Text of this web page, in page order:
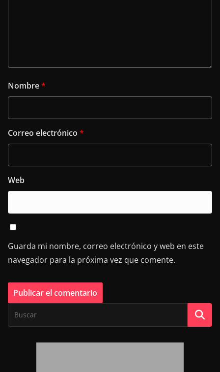
Nombre*
Correo electrónico *
Web
Guarda mi nombre, correo electrónico y web en este
navegador para la próxima vez que comente.